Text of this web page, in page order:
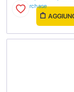
purchase